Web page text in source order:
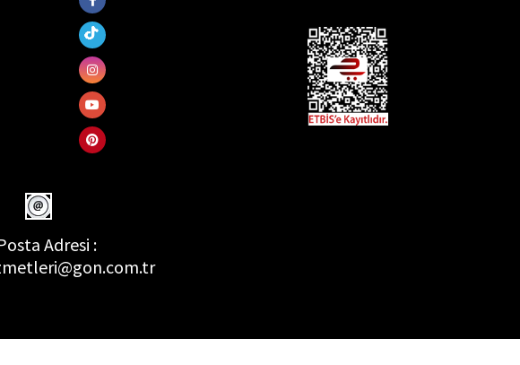
Adresi :